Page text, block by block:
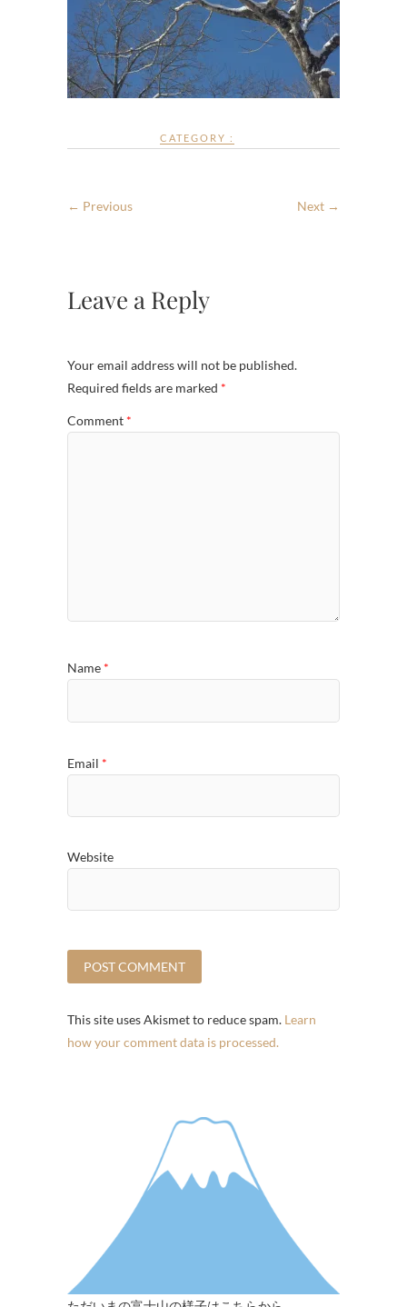
CATEGORY :
← Previous Next →
Leave a Reply
Your email address will not be published.
Required fields are marked *
Comment *
Name *
Email *
Website
This site uses Akismet to reduce spam. Learn
how your comment data is processed.